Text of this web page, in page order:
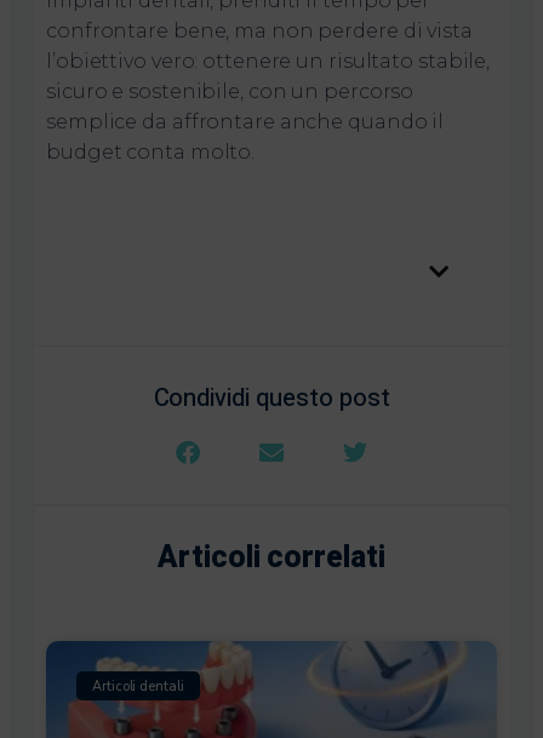
confrontare bene, ma non perdere di vista
l’obiettivo vero: ottenere un risultato stabile,
sicuro e sostenibile, con un percorso
semplice da affrontare anche quando il
budget conta molto.
Condividi questo post
Articoli correlati
Articoli dentali